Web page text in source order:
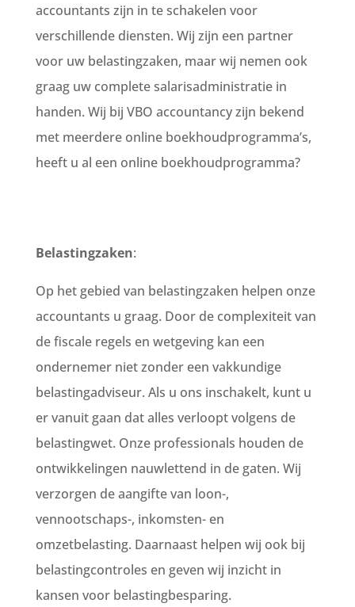
accountants zijn in te schakelen voor
verschillende diensten. Wij zijn een partner
voor uw belastingzaken, maar wij nemen ook
graag uw complete salarisadministratie in
handen. Wij bij VBO accountancy zijn bekend
met meerdere online boekhoudprogramma’s,
heeft u al een online boekhoudprogramma?
Belastingzaken:
Op het gebied van belastingzaken helpen onze
accountants u graag. Door de complexiteit van
de fiscale regels en wetgeving kan een
ondernemer niet zonder een vakkundige
belastingadviseur. Als u ons inschakelt, kunt u
er vanuit gaan dat alles verloopt volgens de
belastingwet. Onze professionals houden de
ontwikkelingen nauwlettend in de gaten. Wij
verzorgen de aangifte van loon-,
vennootschaps-, inkomsten- en
omzetbelasting. Daarnaast helpen wij ook bij
belastingcontroles en geven wij inzicht in
kansen voor belastingbesparing.